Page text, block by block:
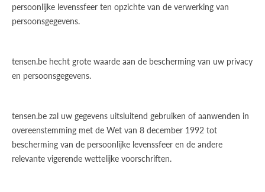
persoonlijke levenssfeer ten opzichte van de verwerking van
persoonsgegevens.
tensen.be hecht grote waarde aan de bescherming van uw privacy
en persoonsgegevens.
tensen.be zal uw gegevens uitsluitend gebruiken of aanwenden in
overeenstemming met de Wet van 8 december 1992 tot
bescherming van de persoonlijke levenssfeer en de andere
relevante vigerende wettelijke voorschriften.